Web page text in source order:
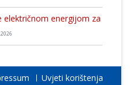
električnom energijom za
Uvjeti korištenja